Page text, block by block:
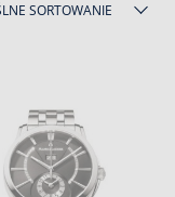
SORTOWANIE